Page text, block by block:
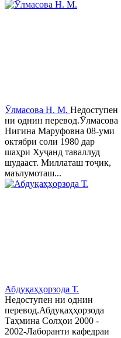
Ӯлмасова Н. М. Недоступен
ни однин перевод.Ӯлмасова
Нигина Маруфовна 08-уми
октябри соли 1980 дар
шаҳри Хуҷанд таваллуд
шудааст. Миллаташ тоҷик,
маълумоташ...
Абдуқаҳҳорзода Т.
Недоступен ни однин
перевод.Абдуқаҳҳорзода
Таҳмина Солҳои 2000 -
2002-Лаборанти кафедраи